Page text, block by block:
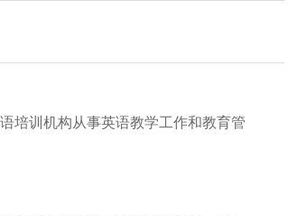
培训机构从事英语教学工作和教育管